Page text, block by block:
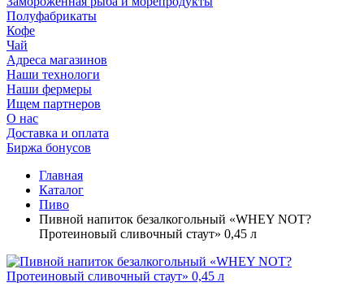
Полуфабрикаты
Кофе
Чай
Адреса магазинов
Наши технологи
Наши фермеры
Ищем партнеров
О нас
Доставка и оплата
Биржа бонусов
Главная
Каталог
Пиво
Пивной напиток безалкогольный «WHEY NOT?
Протеиновый сливочный стаут» 0,45 л